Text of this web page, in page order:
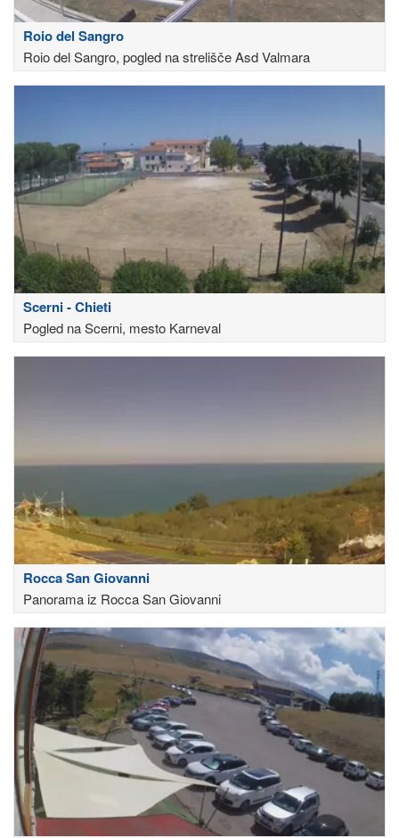
Roio del Sangro
Roio del Sangro, pogled na strelišče Asd Valmara
Scerni - Chieti
Pogled na Scerni, mesto Karneval
Rocca San Giovanni
Panorama iz Rocca San Giovanni